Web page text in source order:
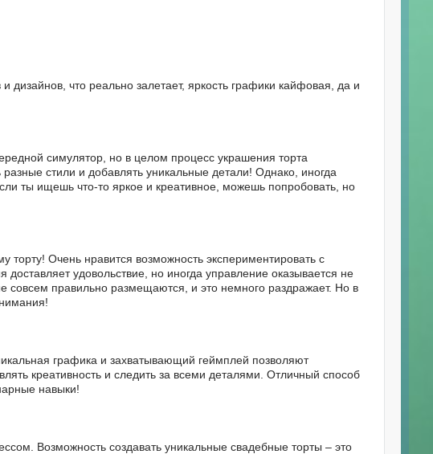
что реально залетает, яркость графики кайфовая, да и
симулятор, но в целом процесс украшения торта
стили и добавлять уникальные детали! Однако, иногда
ты ищешь что-то яркое и креативное, можешь попробовать, но
торту! Очень нравится возможность экспериментировать с
удовольствие, но иногда управление оказывается не
совсем правильно размещаются, и это немного раздражает. Но в
графика и захватывающий геймплей позволяют
креативность и следить за всеми деталями. Отличный способ
навыки!
Возможность создавать уникальные свадебные торты – это